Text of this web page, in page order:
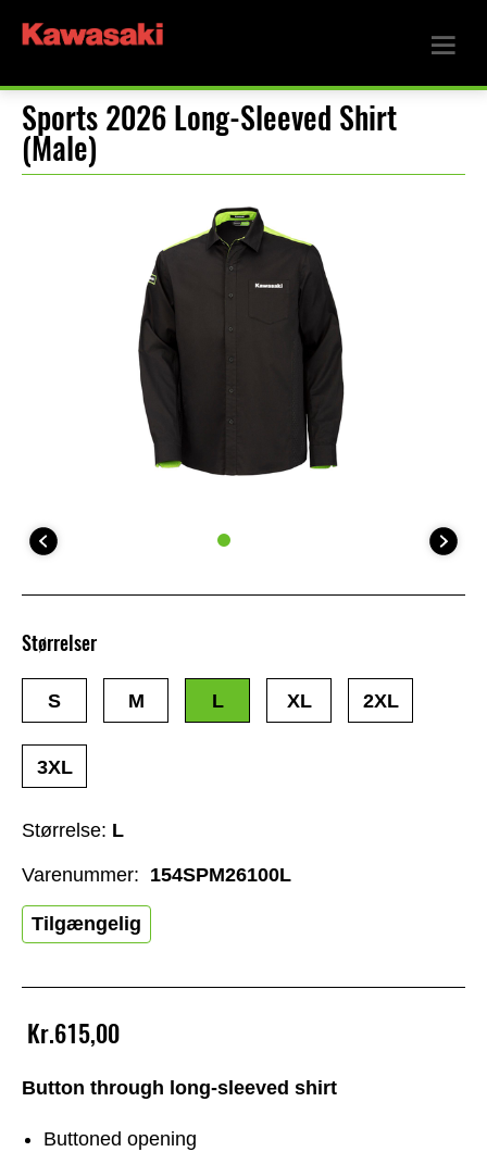
Sports 2026 Long-Sleeved Shirt
(Male)
Button through long-sleeved shirt
Buttoned opening
Kr.615,00
Størrelse: L
Tilgængelig
Størrelser
S M L XL 2XL
3XL
Varenummer: 154SPM26100L